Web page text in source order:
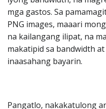
mga gastos. Sa
PNG images, maaari
na kailangang ilipat, na
makatipid sa bandwidth
inaasahang bayarin.
Pangatlo, nakakatulong